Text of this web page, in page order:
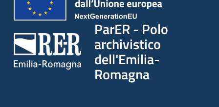
ParER - Polo
archivistico
dell'Emilia-
Romagna